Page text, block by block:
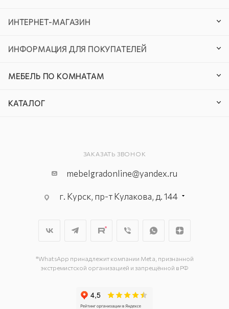
ИНТЕРНЕТ-МАГАЗИН
ИНФОРМАЦИЯ ДЛЯ ПОКУПАТЕЛЕЙ
МЕБЕЛЬ ПО КОМНАТАМ
КАТАЛОГ
ЗАКАЗАТЬ ЗВОНОК
mebelgradonline@yandex.ru
г. Курск, пр-т Кулакова, д. 144
г. Курск, ул. Карла Маркса, д. 68
*WhatsApp принадлежит компании Meta, признанной
экстремистской организацией и запрещённой в РФ